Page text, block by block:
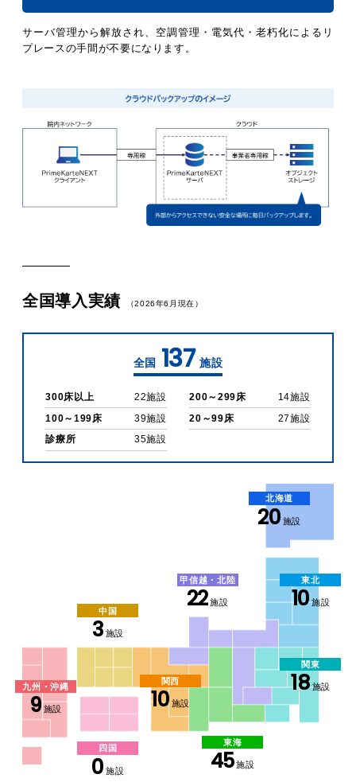
サーバ管理から解放され、空調管理・電気代・老朽化によるリ
プレースの手間が不要になります。
全国導入実績 （2026年6月現在）
全国 137 施設
300床以上 22施設 200～299床
14施設
100～199床
39施設 20～99床
27施設
診療所
35施設
北海道
20 施設
東北
10 施設
関東
18 施設
甲信越・北陸
22 施設
東海
45 施設
関西
10 施設
中国
3 施設
四国
0 施設
九州・沖縄
9 施設